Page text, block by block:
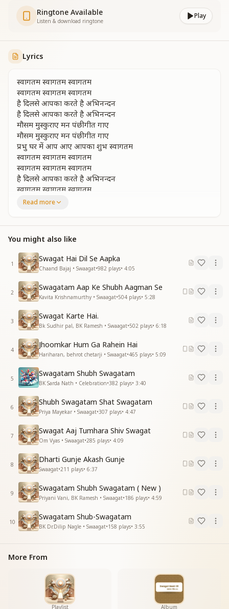
Ringtone Available
Listen & download ringtone
Play
Lyrics
स्वागतम स्वागतम स्वागतम
स्वागतम स्वागतम स्वागतम
है दिलसे आपका करते है अभिनन्दन
है दिलसे आपका करते है अभिनन्दन
मौसम मुस्कुराए मन पंछी गीत गाए
मौसम मुस्कुराए मन पंछी गीत गाए
प्रभु घर में आप आए आपका शुभ स्वागतम
स्वागतम स्वागतम स्वागतम
स्वागतम स्वागतम स्वागतम
है दिलसे आपका करते है अभिनन्दन
स्वागतम स्वागतम स्वागतम
आज खुशियां ही खुशियां है चारो ओर
आज खुशियां ही खुशियां है चारो ओर
जैसे रात बित गई और अाई भोर
मनभावन मिलन का ये प्यारा संगम
मनभावन मिलन का ये प्यारा संगम
हम मिलके चलते है कदम कदम
हर दिल यही सुनाए प्रभु प्यार को लुटाए
हर दिल यही सुनाए प्रभु प्यार को लुटाए
प्रभु घर में आप आए आपका शुभ स्वागतम
स्वागतम स्वागतम स्वागतम
स्वागतम स्वागतम स्वागतम
है दिलसे आपका करते है अभिनन्दन
स्वागतम स्वागतम स्वागतम
जैसे नभ में चमकती है झिलमिल मणि
इसे मस्तक पे दमके रूहानी रोशनी
अब तो मिटाना ही है घना अंधेरा
अब तो मिटाना ही है घना अंधेरा
इस धरा पे आएगा स्वर्णिम सवेरा
दिल से दुआ लुटाए आपका जो प्यार पाए
प्रभु घर में आप आए आपका शुभ स्वागतम
स्वागतम स्वागतम स्वागतम
है दिलसे आपका करते है अभिनन्दन
है दिलसे आपका करते है अभिनन्दन
मौसम मुस्कुराए मन पंछी गीत गाए
प्रभु घर में आप आए आपका शुभ स्वागतम
स्वागतम स्वागतम स्वागतम
स्वागतम स्वागतम स्वागतम
स्वागतम स्वागतम स्वागतम
स्वागतम स्वागतम स्वागतम
Read more
You might also like
1
Swagat Hai Dil Se Aapka
Chaand Bajaj • Swaagat•982 plays• 4:05
2
Swagatam Aap Ke Shubh Aagman Se
Kavita Krishnamurthy • Swaagat•504 plays• 5:28
3
Swagat Karte Hai.
Bk Sudhir pal, BK Ramesh • Swaagat•502 plays• 6:18
4
Jhoomkar Hum Ga Rahein Hai
Hariharan, behrot chetarji • Swaagat•465 plays• 5:09
5
Swagatam Shubh Swagatam
BK Sarda Nath • Celebration•382 plays• 3:40
6
Shubh Swagatam Shat Swagatam
Priya Mayekar • Swaagat•307 plays• 4:47
7
Swagat Aaj Tumhara Shiv Swagat
Om Vyas • Swaagat•285 plays• 4:09
8
Dharti Gunje Akash Gunje
Swaagat•211 plays• 6:37
9
Swagatam Shubh Swagatam ( New )
Priyani Vani, BK Ramesh • Swaagat•186 plays• 4:59
10
Swagatam Shub-Swagatam
BK Dr.Dilip Nagle • Swaagat•158 plays• 3:55
More From
Playlist Album